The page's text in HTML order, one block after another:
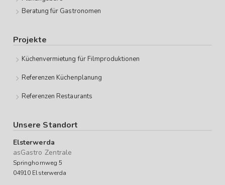
Beratung für Gastronomen
Projekte
Küchenvermietung für Filmproduktionen
Referenzen Küchenplanung
Referenzen Restaurants
Unsere Standort
Elsterwerda
asGastro Zentrale
Springhornweg 5
04910 Elsterwerda